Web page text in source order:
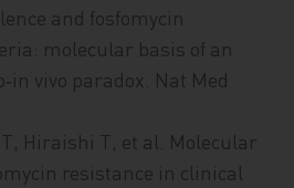
and fosfomycin
molecular basis of an
vivo paradox. Nat Med
Hiraishi T, et al. Molecular
resistance in clinical